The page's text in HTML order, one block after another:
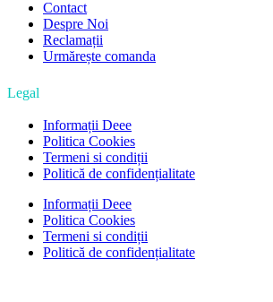
Contact
Despre Noi
Reclamații
Urmărește comanda
Legal
Informații Deee
Politica Cookies
Termeni si condiții
Politică de confidențialitate
Informații Deee
Politica Cookies
Termeni si condiții
Politică de confidențialitate